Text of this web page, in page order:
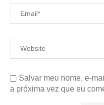
Salvar meu nome, e-
a próxima vez que eu